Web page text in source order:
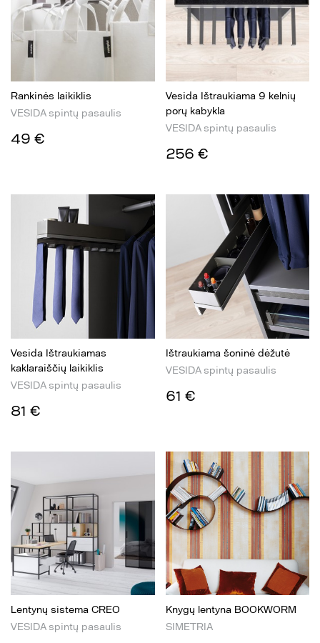
Rankinės laikiklis
VESIDA spintų pasaulis
49 €
Vesida Ištraukiama 9 kelnių
porų kabykla
VESIDA spintų pasaulis
256 €
Vesida Ištraukiamas
kaklaraiščių laikiklis
VESIDA spintų pasaulis
81 €
Ištraukiama šoninė dėžutė
VESIDA spintų pasaulis
61 €
Lentynų sistema CREO
VESIDA spintų pasaulis
Knygų lentyna BOOKWORM
SIMETRIA